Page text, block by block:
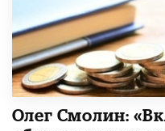
Олег Смолин: